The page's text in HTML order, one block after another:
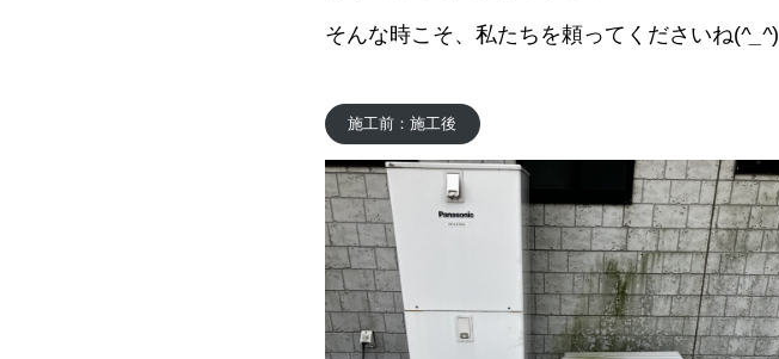
そんな時こそ、私たちを頼ってくださいね(^_^)
施工前：施工後